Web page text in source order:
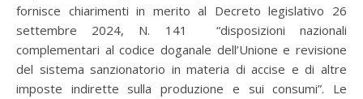
fornisce chiarimenti in merito al Decreto legislativo 26
settembre 2024, N. 141 “disposizioni nazionali
complementari al codice doganale dell’Unione e revisione
del sistema sanzionatorio in materia di accise e di altre
imposte indirette sulla produzione e sui consumi”. Le